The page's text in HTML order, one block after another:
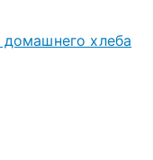
хлеба